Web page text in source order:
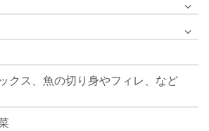
クス、魚の切り身やフィレ、など